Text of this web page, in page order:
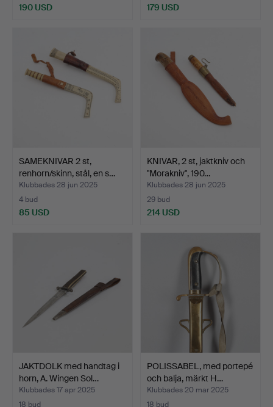
190 USD 179 USD
SAMEKNIVAR 2 st,
renhorn/skinn, stål, en s…
Klubbades 28 jun 2025
4 bud
85 USD
KNIVAR, 2 st, jaktkniv och
"Morakniv", 190…
Klubbades 28 jun 2025
29 bud
214 USD
JAKTDOLK med handtag i
horn, A. Wingen Sol…
Klubbades 17 apr 2025
18 bud
POLISSABEL, med portepé
och balja, märkt H…
Klubbades 20 mar 2025
18 bud